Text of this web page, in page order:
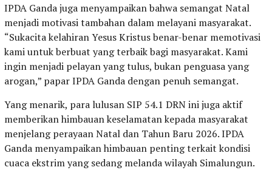
IPDA Ganda juga menyampaikan bahwa semangat Natal
menjadi motivasi tambahan dalam melayani masyarakat.
“Sukacita kelahiran Yesus Kristus benar-benar memotivasi
kami untuk berbuat yang terbaik bagi masyarakat. Kami
ingin menjadi pelayan yang tulus, bukan penguasa yang
arogan,” papar IPDA Ganda dengan penuh semangat.
Yang menarik, para lulusan SIP 54.1 DRN ini juga aktif
memberikan himbauan keselamatan kepada masyarakat
menjelang perayaan Natal dan Tahun Baru 2026. IPDA
Ganda menyampaikan himbauan penting terkait kondisi
cuaca ekstrim yang sedang melanda wilayah Simalungun.